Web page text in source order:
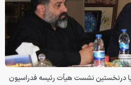
درنخستین نشست هیأت رئیسه فدراسیون